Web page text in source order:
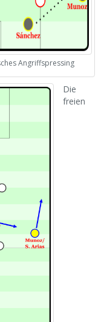
Angriffspressing
Die
freien